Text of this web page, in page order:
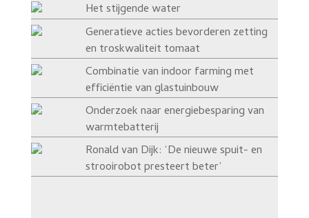
Het stijgende water
Generatieve acties bevorderen zetting
en troskwaliteit tomaat
Combinatie van indoor farming met
efficiëntie van glastuinbouw
Onderzoek naar energiebesparing van
warmtebatterij
Ronald van Dijk: ‘De nieuwe spuit- en
strooirobot presteert beter’